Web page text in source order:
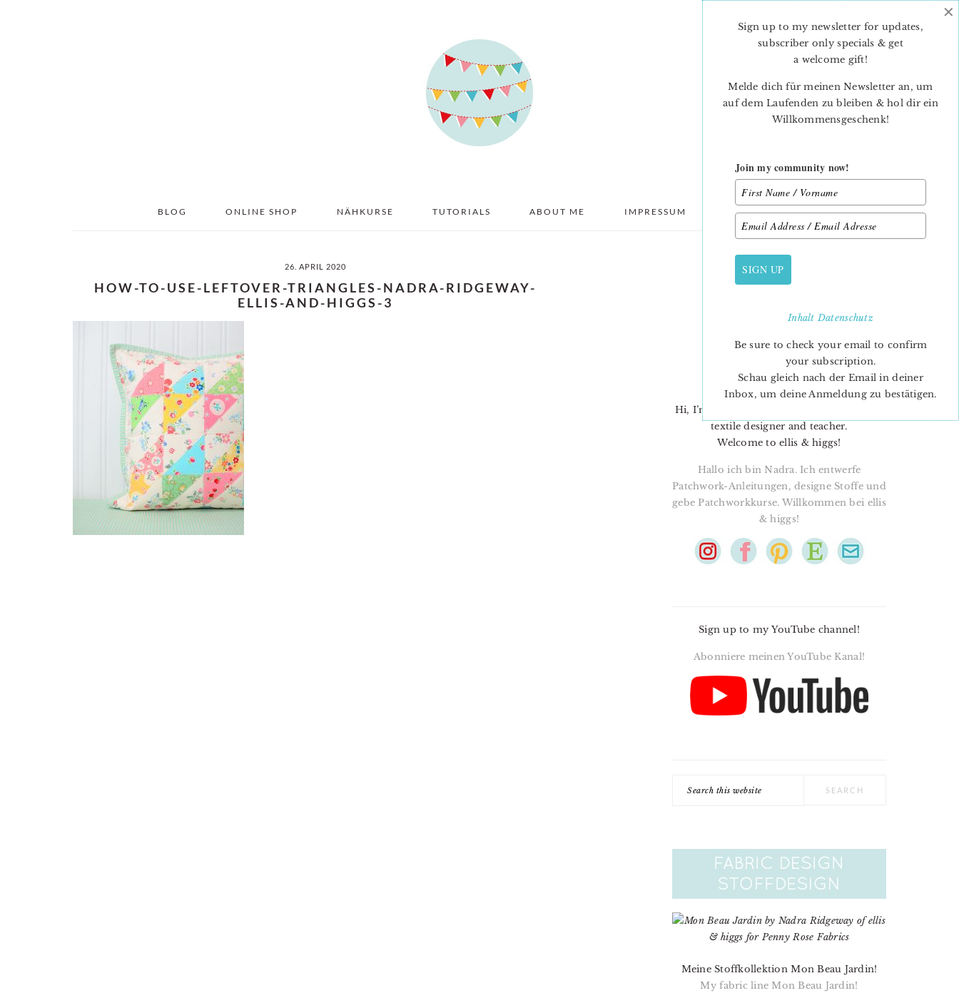
BLOG ONLINE SHOP NÄHKURSE TUTORIALS ABOUT ME IMPRESSUM DATENSCHUTZ
26. APRIL 2020
HOW-TO-USE-LEFTOVER-TRIANGLES-NADRA-RIDGEWAY-
ELLIS-AND-HIGGS-3
PRIMARY
SIDEBAR
Hi, I’m Nadra. I’m a quilt pattern designer,
textile designer and teacher.
Welcome to ellis & higgs!
Hallo ich bin Nadra. Ich entwerfe
Patchwork-Anleitungen, designe Stoffe und
gebe Patchworkkurse. Willkommen bei ellis
& higgs!
Sign up to my YouTube channel!
Abonniere meinen YouTube Kanal!
Meine Stoffkollektion Mon Beau Jardin!
My fabric line Mon Beau Jardin!
Sign up to my newsletter for updates,
subscriber only specials & get
a welcome gift!
Melde dich für meinen Newsletter an, um
auf dem Laufenden zu bleiben & hol dir ein
Willkommensgeschenk!
Join my community now!
SIGN UP
InhaltDatenschutz
Be sure to check your email to confirm
your subscription.
Schau gleich nach der Email in deiner
Inbox, um deine Anmeldung zu bestätigen.
×